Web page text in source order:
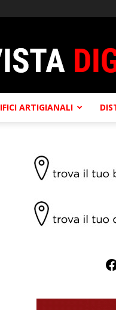
ARTIGIANALI
Facebook